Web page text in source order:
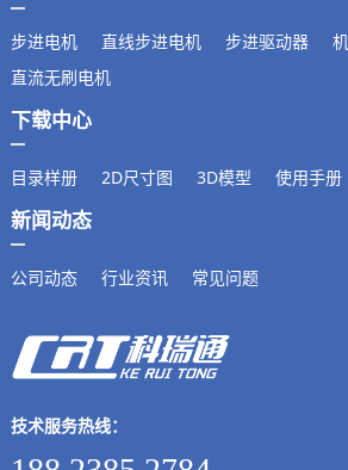
步进电机 直线步进电机 步进驱动器
直流无刷电机
下载中心
目录样册 2D尺寸图 3D模型 使用手册
新闻动态
公司动态 行业资讯 常见问题
技术服务热线：